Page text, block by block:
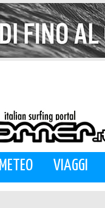
METEO VIAGGI